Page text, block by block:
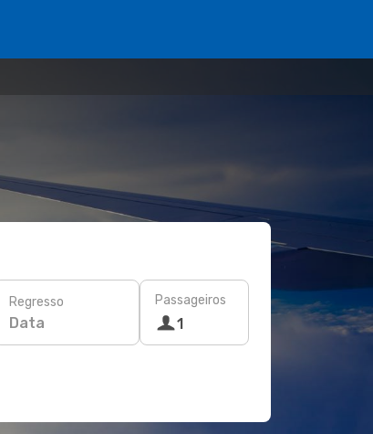
Regresso
Data
Passageiros
1